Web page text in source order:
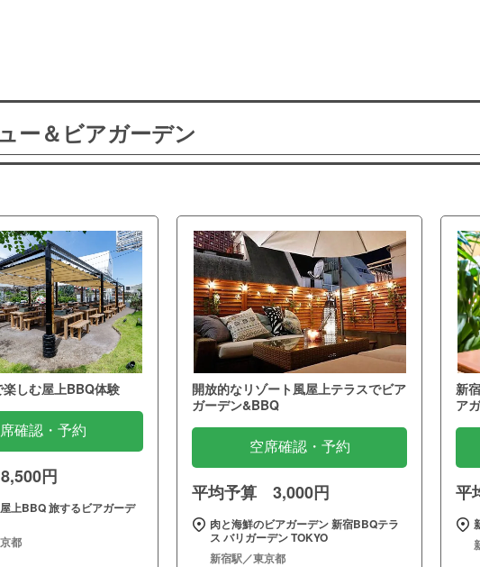
ー＆ビアガーデン
しむ屋上BBQ体験
確認・予約
円
上BBQ 旅するビアガーデ
都
開放的なリゾート風屋上テラスでビア
ガーデン&BBQ
空席確認・予約
平均予算 3,000円
肉と海鮮のビアガーデン 新宿BBQテラ
ス バリガーデン TOKYO
新宿駅／東京都
新
ア
平